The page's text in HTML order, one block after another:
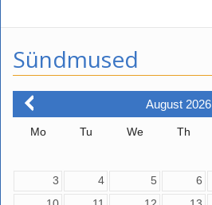
Sündmused
August 2026
Mo Tu We Th
3
4 5 6